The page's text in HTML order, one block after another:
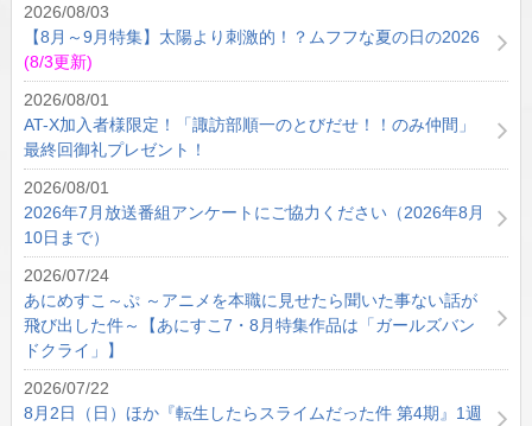
2026/08/03
【8月～9月特集】太陽より刺激的！？ムフフな夏の日の2026
(8/3更新)
2026/08/01
AT-X加入者様限定！「諏訪部順一のとびだせ！！のみ仲間」
最終回御礼プレゼント！
2026/08/01
2026年7月放送番組アンケートにご協力ください（2026年8月
10日まで）
2026/07/24
あにめすこ～ぷ ～アニメを本職に見せたら聞いた事ない話が
飛び出した件～【あにすこ7・8月特集作品は「ガールズバン
ドクライ」】
2026/07/22
8月2日（日）ほか『転生したらスライムだった件 第4期』1週